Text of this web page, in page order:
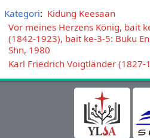
Kategori: Kidung Keesaan
Vor meines Herzens König, bait
(1842-1923), bait ke-3-5: Buku
Shn, 1980
Karl Friedrich Voigtländer (1827-